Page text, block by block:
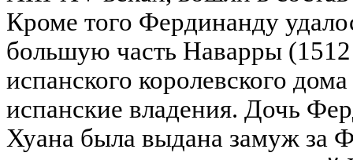
Кроме того Фердинанду
большую часть Наварры
испанского королевского
испанские владения. Дочь
Хуана была выдана замуж за